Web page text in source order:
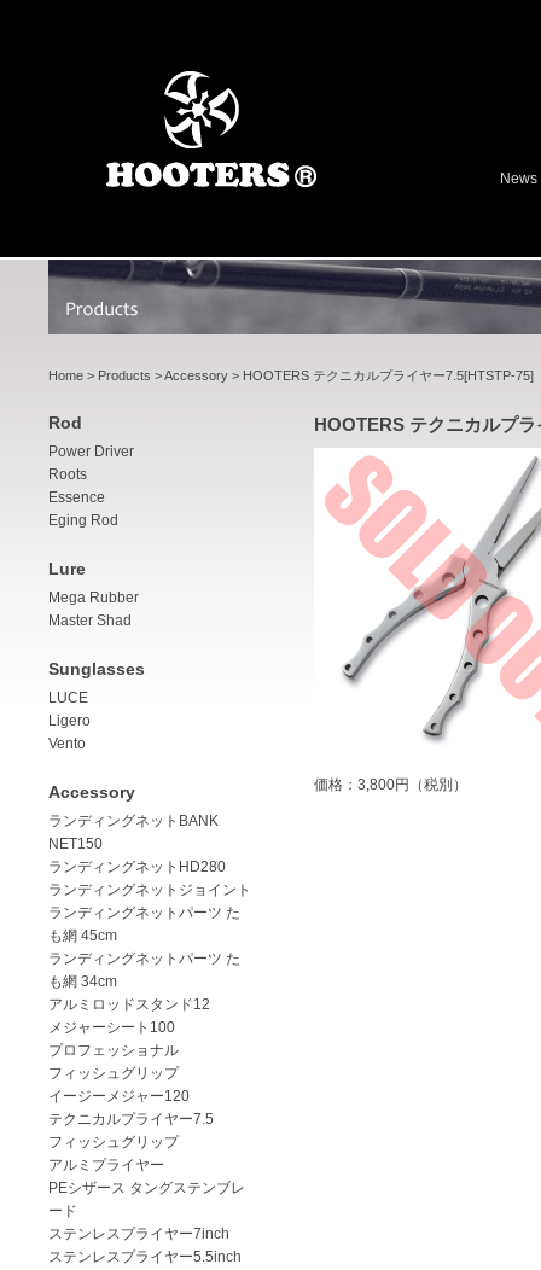
News
Home > Products >Accessory > HOOTERS テクニカルプライヤー7.5[HTSTP-75]
Rod
Power Driver
Roots
Essence
Eging Rod
Lure
Mega Rubber
Master Shad
Sunglasses
LUCE
Ligero
Vento
Accessory
ランディングネットBANK
NET150
ランディングネットHD280
ランディングネットジョイント
ランディングネットパーツ た
も網 45cm
ランディングネットパーツ た
も網 34cm
アルミロッドスタンド12
メジャーシート100
プロフェッショナル
フィッシュグリップ
イージーメジャー120
テクニカルプライヤー7.5
フィッシュグリップ
アルミプライヤー
PEシザース タングステンブレ
ード
ステンレスプライヤー7inch
ステンレスプライヤー5.5inch
HOOTERS テクニカルプ
価格：3,800円（税別）